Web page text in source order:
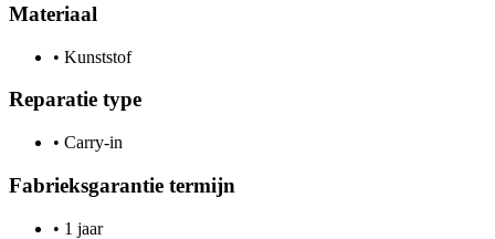
Materiaal
• Kunststof
Reparatie type
• Carry-in
Fabrieksgarantie termijn
• 1 jaar